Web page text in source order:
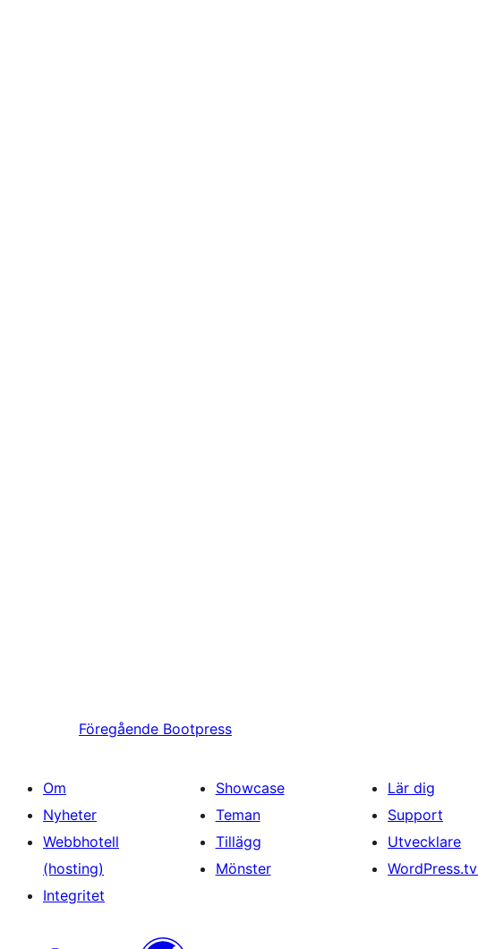
Föregående Bootpress
Om
Nyheter
Webbhotell
(hosting)
Integritet
Showcase
Teman
Tillägg
Mönster
Lär dig
Support
Utvecklare
WordPress.tv